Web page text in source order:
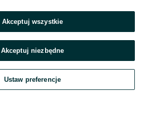
Zadzwoń / SMS
Dodaj Czat Konto
Akceptuj wszystkie
Akceptuj niezbędne
Ustaw preferencje